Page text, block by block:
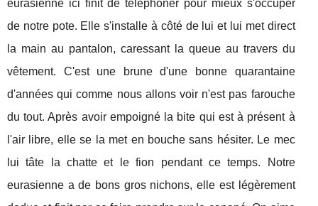
eurasienne ici finit de téléphoner pour mieux s'occuper
de notre pote. Elle s'installe à côté de lui et lui met direct
la main au pantalon, caressant la queue au travers du
vêtement. C'est une brune d'une bonne quarantaine
d'années qui comme nous allons voir n'est pas farouche
du tout. Après avoir empoigné la bite qui est à présent à
l'air libre, elle se la met en bouche sans hésiter. Le mec
lui tâte la chatte et le fion pendant ce temps. Notre
eurasienne a de bons gros nichons, elle est légèrement